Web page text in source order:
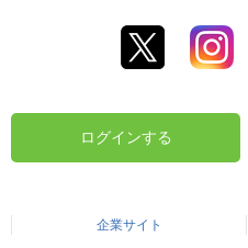
ログインする
企業サイト